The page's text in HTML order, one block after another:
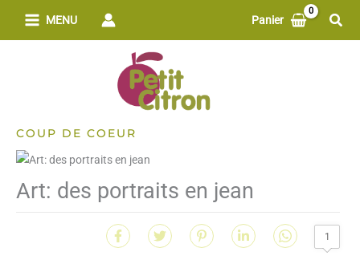
MENU Panier
COUP DE COEUR
Art: des portraits en jean
1